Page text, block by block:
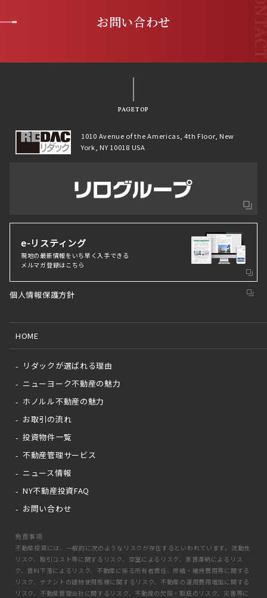
お問い合わせ
PAGETOP
1010 Avenue of the Americas, 4th Floor, New
York, NY 10018 USA
e-リスティング
現地の最新情報をいち早く⼊⼿できる
メルマガ登録はこちら
個人情報保護方針
HOME
リダックが選ばれる理由
ニューヨーク不動産の魅力
ホノルル不動産の魅力
お取引の流れ
投資物件一覧
不動産管理サービス
ニュース情報
NY不動産投資FAQ
お問い合わせ
免責事項
不動産投資には、一般的に次のようなリスクが存在するといわれています。流動性
リスク、取引コスト等に関するリスク、空室によるリスク、家賃滞納によるリス
ク、賃料下落によるリスク、不動産に係る所有者責任、修繕・維持費用等に関する
リスク、テナントの建物使用態様に関するリスク、不動産の運用費用増加に関する
リスク、不動産管理会社に関するリスク、不動産の欠陥・瑕疵のリスク、災害等に